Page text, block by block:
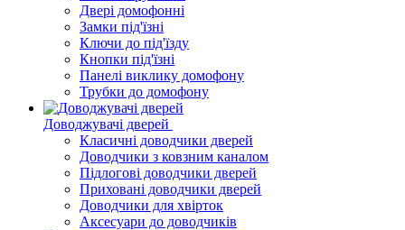
Двері домофонні
Замки під'їзні
Ключи до під'їзду
Кнопки під'їзні
Панелі виклику домофону
Трубки до домофону
Доводжувачі дверей
Класичні доводчики дверей
Доводчики з ковзним каналом
Підлогові доводчики дверей
Приховані доводчики дверей
Доводчики для хвірток
Аксесуари до доводчиків